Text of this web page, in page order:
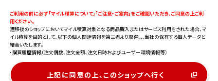
ご利用の前に必ず 「マイル積算について」「ご注意・ご案内」をご確認いただき、ご同意の上ご利
用ください。
遷移後のショップにおいてマイル積算対象となる商品購入またはサービス利用をされた場合、マ
イル積算を目的として、以下の個人関連情報を第三者より取得し、当社の保有する個人データと
結合いたします。
・購買履歴情報（注文個数、注文金額、注文日時およびユーザー環境情報等）
上記に同意の上、このショップへ行く